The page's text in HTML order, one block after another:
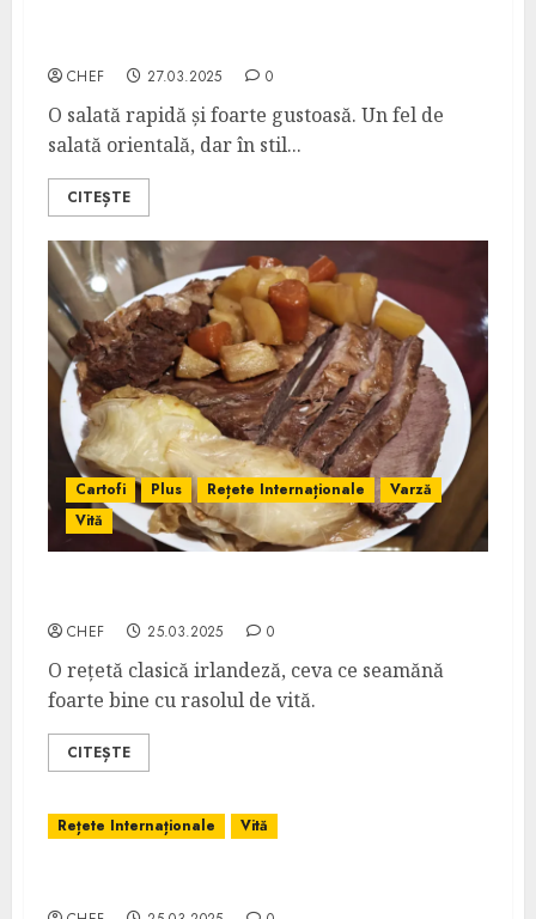
CHEF 27.03.2025 0
O salată rapidă și foarte gustoasă. Un fel de
salată orientală, dar în stil...
CITEȘTE
Cartofi Plus Rețete Internaționale
Varză
Vită
CHEF 25.03.2025 0
O rețetă clasică irlandeză, ceva ce seamănă
foarte bine cu rasolul de vită.
CITEȘTE
Rețete Internaționale Vită